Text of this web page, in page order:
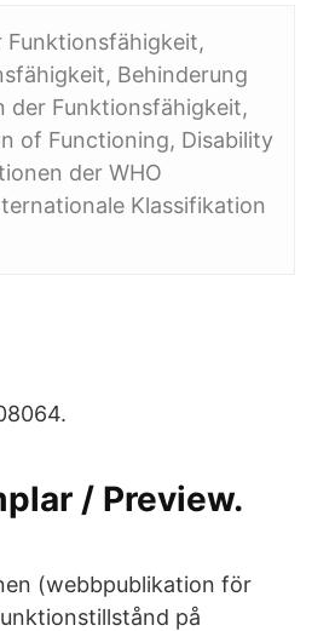
Funktionsfähigkeit,
Behinderung
der Funktionsfähigkeit,
of Functioning, Disability
der WHO
Klassifikation
/ Preview.
(webbpublikation för
på